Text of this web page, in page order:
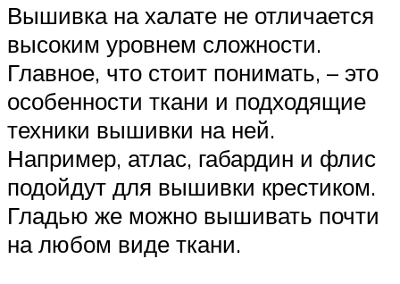
Вышивка на халате не отличается
высоким уровнем сложности.
Главное, что стоит понимать, – это
особенности ткани и подходящие
техники вышивки на ней.
Например, атлас, габардин и флис
подойдут для вышивки крестиком.
Гладью же можно вышивать почти
на любом виде ткани.